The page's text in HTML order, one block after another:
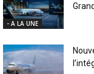
- A LA UNE